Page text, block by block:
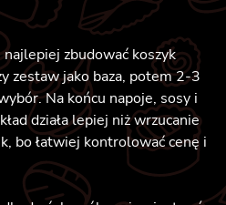
zbudować koszyk
zestaw jako baza, potem 2-3
Na końcu napoje, sosy i
działa lepiej niż wrzucanie
bo łatwiej kontrolować cenę i